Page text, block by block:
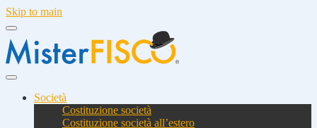
Skip to main
Società
Costituzione società
Costituzione società all’estero